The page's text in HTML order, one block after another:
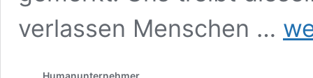
verlassen Menschen …
Humanunternehmer